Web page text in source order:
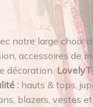
notre large choix
accessoires de
décoration.
: hauts & tops,
blazers, vestes